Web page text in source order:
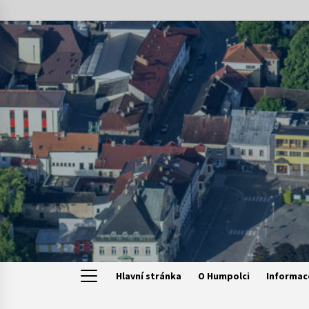
to
content
Hlavní stránka O Humpolci